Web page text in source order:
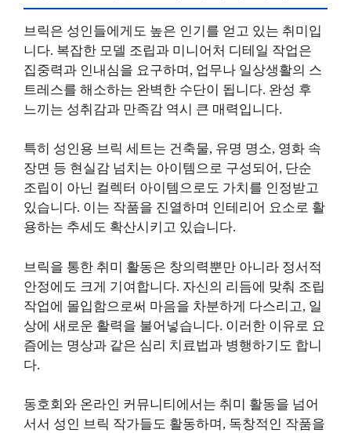
브릭은 성인들에게도 높은 인기를 얻고 있는 취미입
니다. 복잡한 모델 조립과 미니어처 디테일 작업은
집중력과 인내심을 요구하며, 업무나 일상생활의 스
트레스를 해소하는 완벽한 수단이 됩니다. 완성 후
느끼는 성취감과 만족감 역시 큰 매력입니다.
특히 성인용 브릭 세트는 건축물, 유명 명소, 영화 속
장면 등 현실감 넘치는 아이템으로 구성되어, 단순
조립이 아닌 컬렉터 아이템으로도 가치를 인정받고
있습니다. 이는 작품을 진열하며 인테리어 요소로 활
용하는 추세도 확산시키고 있습니다.
브릭을 통한 취미 활동은 창의력뿐만 아니라 정서적
안정에도 크게 기여합니다. 자신의 리듬에 맞춰 조립
작업에 몰입함으로써 마음을 차분하게 다스리고, 일
상에 새로운 활력을 불어넣습니다. 이러한 이유로 요
즘에는 명상과 같은 심리 치료법과 병행하기도 합니
다.
동호회와 온라인 커뮤니티에서는 취미 활동을 넘어
서서 성인 브릭 작가들도 활동하며, 독창적인 작품을